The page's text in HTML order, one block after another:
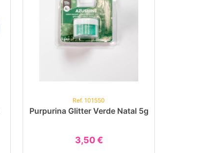
Ref. 101550
Purpurina Glitter Verde Natal 5g
3,50 €